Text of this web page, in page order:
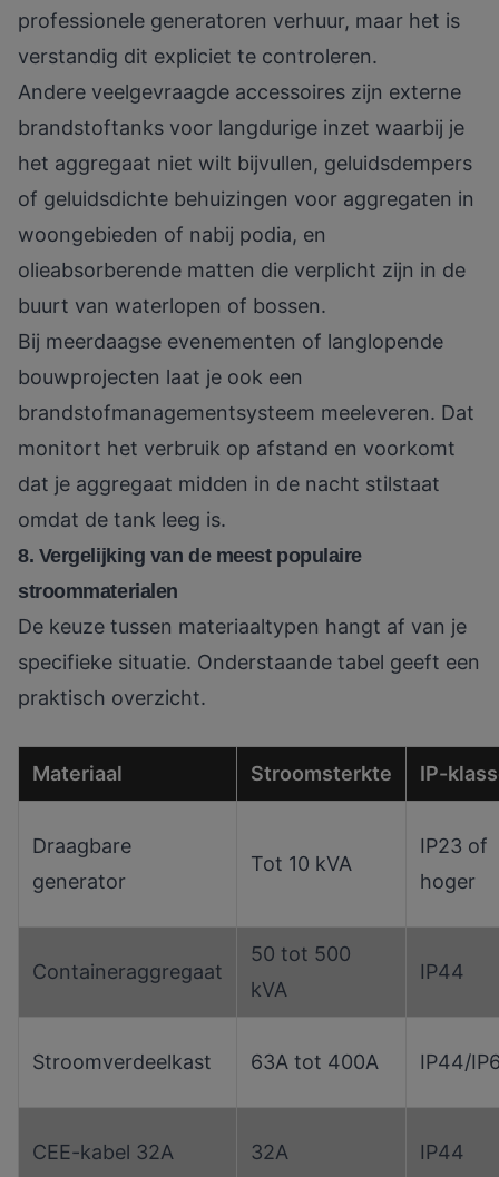
professionele generatoren verhuur, maar het is
verstandig dit expliciet te controleren.
Andere veelgevraagde accessoires zijn externe
brandstoftanks voor langdurige inzet waarbij je
het aggregaat niet wilt bijvullen, geluidsdempers
of geluidsdichte behuizingen voor aggregaten in
woongebieden of nabij podia, en
olieabsorberende matten die verplicht zijn in de
buurt van waterlopen of bossen.
Bij meerdaagse evenementen of langlopende
bouwprojecten laat je ook een
brandstofmanagementsysteem meeleveren. Dat
monitort het verbruik op afstand en voorkomt
dat je aggregaat midden in de nacht stilstaat
omdat de tank leeg is.
8. Vergelijking van de meest populaire
stroommaterialen
De keuze tussen materiaaltypen hangt af van je
specifieke situatie. Onderstaande tabel geeft een
praktisch overzicht.
Materiaal Stroomsterkte IP-
Draagbare
generator
Tot 10 kVA
IP23 of
hoger
Containeraggregaat
50 tot 500
kVA
IP44
Stroomverdeelkast 63A tot 400A IP44/
CEE-kabel 32A 32A IP44